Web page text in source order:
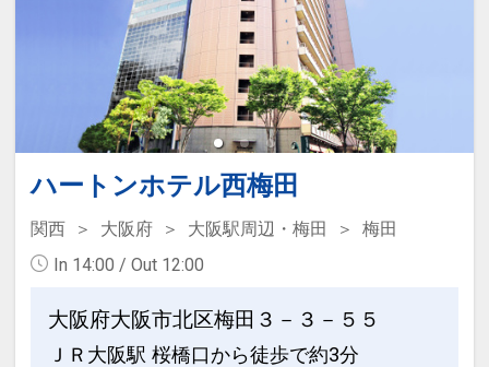
設定期間：2024年10月1日～2027年7月
インターネットコース番号：DP-2-
200000034891
ハートンホテル西梅田
関西 大阪府 大阪駅周辺・梅田
梅田
In 14:00 / Out 12:00
大阪府大阪市北区梅田３－３－５５
ＪＲ大阪駅 桜橋口から徒歩で約3分